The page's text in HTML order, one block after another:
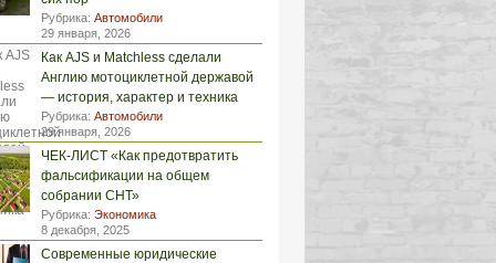
Рубрика: Автомобили
29 января, 2026
Как AJS и Matchless сделали
Англию мотоциклетной державой
— история, характер и техника
Рубрика: Автомобили
29 января, 2026
ЧЕК-ЛИСТ «Как предотвратить
фальсификации на общем
собрании СНТ»
Рубрика: Экономика
8 декабря, 2025
Современные юридические